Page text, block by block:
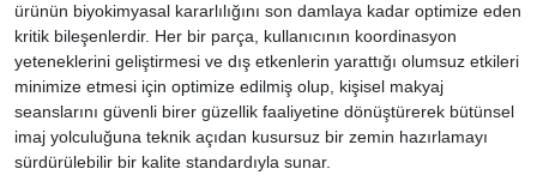
ürünün biyokimyasal kararlılığını son damlaya kadar optimize eden
kritik bileşenlerdir. Her bir parça, kullanıcının koordinasyon
yeteneklerini geliştirmesi ve dış etkenlerin yarattığı olumsuz etkileri
minimize etmesi için optimize edilmiş olup, kişisel makyaj
seanslarını güvenli birer güzellik faaliyetine dönüştürerek bütünsel
imaj yolculuğuna teknik açıdan kusursuz bir zemin hazırlamayı
sürdürülebilir bir kalite standardıyla sunar.